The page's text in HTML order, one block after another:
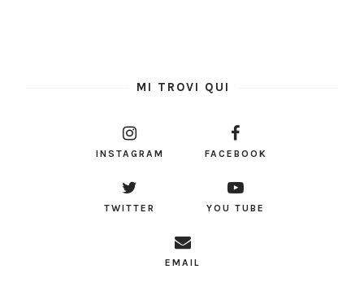
MI TROVI QUI
INSTAGRAM FACEBOOK
TWITTER YOU TUBE
EMAIL